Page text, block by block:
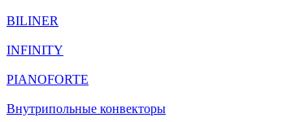
BILINER
INFINITY
PIANOFORTE
Внутрипольные конвекторы